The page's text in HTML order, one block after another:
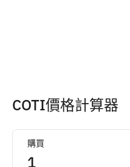
COTI價格計算器
購買